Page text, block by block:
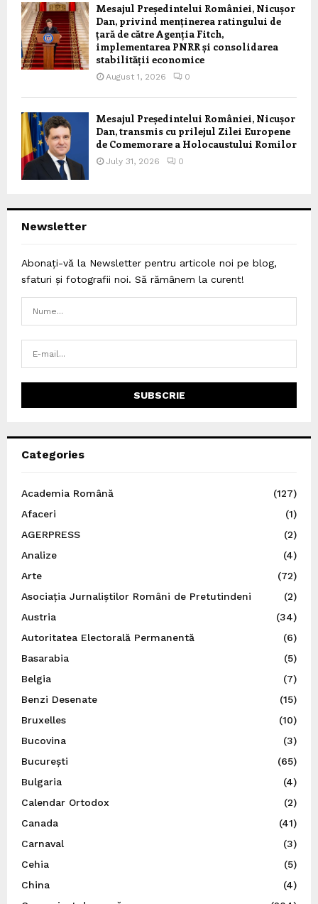
Mesajul Președintelui României, Nicușor
Dan, privind menținerea ratingului de
țară de către Agenția Fitch,
implementarea PNRR și consolidarea
stabilității economice
August 1, 2026 0
Mesajul Președintelui României, Nicușor
Dan, transmis cu prilejul Zilei Europene
de Comemorare a Holocaustului Romilor
July 31, 2026 0
Newsletter
Abonați-vă la Newsletter pentru articole noi pe blog,
sfaturi și fotografii noi. Să rămânem la curent!
Categories
Academia Română
(127)
Afaceri
(1)
AGERPRESS
(2)
Analize
(4)
Arte
(72)
Asociația Jurnaliștilor Români de Pretutindeni
(2)
Austria
(34)
Autoritatea Electorală Permanentă
(6)
Basarabia
(5)
Belgia
(7)
Benzi Desenate
(15)
Bruxelles
(10)
Bucovina
(3)
București
(65)
Bulgaria
(4)
Calendar Ortodox
(2)
Canada
(41)
Carnaval
(3)
Cehia
(5)
China
(4)